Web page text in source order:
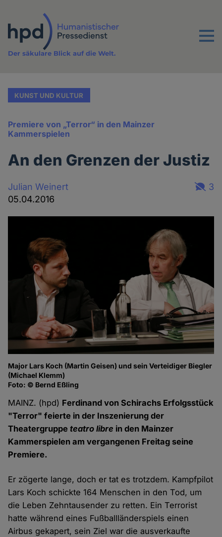
Inhalt
Menu
Der säkulare Blick auf die Welt.
KUNST UND KULTUR
Premiere von „Terror“ in den Mainzer
Kammerspielen
An den Grenzen der Justiz
Julian Weinert
05.04.2016
3
Major Lars Koch (Martin Geisen) und sein Verteidiger Biegler
(Michael Klemm)
Foto: © Bernd Eßling
MAINZ. (hpd) Ferdinand von Schirachs Erfolgsstück
"Terror" feierte in der Inszenierung der
Theatergruppeteatro libre in den Mainzer
Kammerspielen am vergangenen Freitag seine
Premiere.
Er zögerte lange, doch er tat es trotzdem. Kampfpilot
Lars Koch schickte 164 Menschen in den Tod, um
die Leben Zehntausender zu retten. Ein Terrorist
hatte während eines Fußballländerspiels einen
Airbus gekapert, sein Ziel war die ausverkaufte